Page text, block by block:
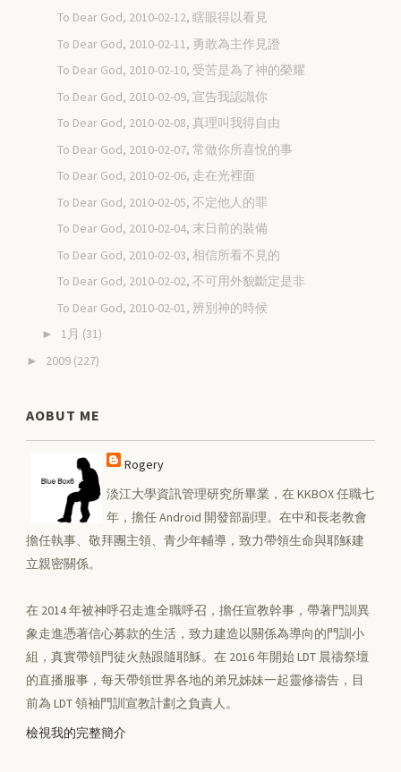
To Dear God, 2010-02-12, 瞎眼得以看見
To Dear God, 2010-02-11, 勇敢為主作見證
To Dear God, 2010-02-10, 受苦是為了神的榮耀
To Dear God, 2010-02-09, 宣告我認識你
To Dear God, 2010-02-08, 真理叫我得自由
To Dear God, 2010-02-07, 常做你所喜悅的事
To Dear God, 2010-02-06, 走在光裡面
To Dear God, 2010-02-05, 不定他人的罪
To Dear God, 2010-02-04, 末日前的裝備
To Dear God, 2010-02-03, 相信所看不見的
To Dear God, 2010-02-02, 不可用外貌斷定是非
To Dear God, 2010-02-01, 辨別神的時候
► 1月 (31)
► 2009 (227)
AOBUT ME
Rogery
淡江大學資訊管理研究所畢業，在 KKBOX 任職七
年，擔任 Android 開發部副理。在中和長老教會
擔任執事、敬拜團主領、青少年輔導，致力帶領生命與耶穌建
立親密關係。
在 2014 年被神呼召走進全職呼召，擔任宣教幹事，帶著門訓異
象走進憑著信心募款的生活，致力建造以關係為導向的門訓小
組，真實帶領門徒火熱跟隨耶穌。在 2016 年開始 LDT 晨禱祭壇
的直播服事，每天帶領世界各地的弟兄姊妹一起靈修禱告，目
前為 LDT 領袖門訓宣教計劃之負責人。
檢視我的完整簡介